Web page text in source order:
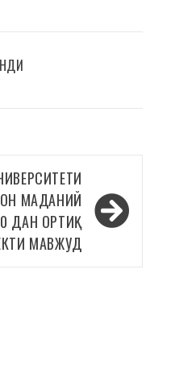
МАДАНИЙ
ДАН ОРТИҚ
МАВЖУД